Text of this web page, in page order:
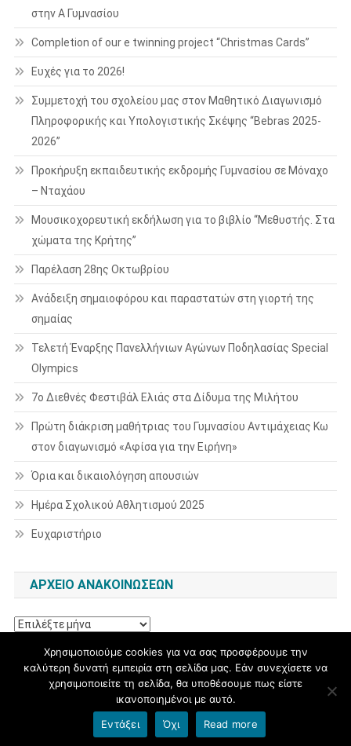
στην Α Γυμνασίου
Completion of our e twinning project “Christmas Cards”
Ευχές για το 2026!
Συμμετοχή του σχολείου μας στον Μαθητικό Διαγωνισμό
Πληροφορικής και Υπολογιστικής Σκέψης “Bebras 2025-
2026”
Προκήρυξη εκπαιδευτικής εκδρομής Γυμνασίου σε Μόναχο
– Νταχάου
Μουσικοχορευτική εκδήλωση για το βιβλίο “Μεθυστής. Στα
χώματα της Κρήτης”
Παρέλαση 28ης Οκτωβρίου
Ανάδειξη σημαιοφόρου και παραστατών στη γιορτή της
σημαίας
Τελετή Έναρξης Πανελλήνιων Αγώνων Ποδηλασίας Special
Olympics
7ο Διεθνές Φεστιβάλ Ελιάς στα Δίδυμα της Μιλήτου
Πρώτη διάκριση μαθήτριας του Γυμνασίου Αντιμάχειας Κω
στον διαγωνισμό «Αφίσα για την Ειρήνη»
Όρια και δικαιολόγηση απουσιών
Ημέρα Σχολικού Αθλητισμού 2025
Ευχαριστήριο
ΑΡΧΕΊΟ ΑΝΑΚΟΙΝΏΣΕΩΝ
Αρχείο
Γυμνάσιο Αντιμάχειας|Θέμα εμφάνισης: News Portal
Όροι χρήσης blogs.sch.gr|Δήλωση προσβασιμότητας
Χρησιμοποιούμε cookies για να σας προσφέρουμε την
καλύτερη δυνατή εμπειρία στη σελίδα μας. Εάν συνεχίσετε να
χρησιμοποιείτε τη σελίδα, θα υποθέσουμε πως είστε
ικανοποιημένοι με αυτό.
Εντάξει
Όχι Read more